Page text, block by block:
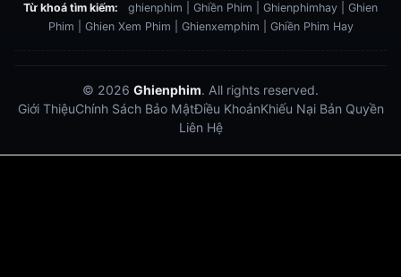
Từ khoá tìm kiếm:
ghienphim | Ghiền Phim | Ghienphimhay | Ghien
Phim | Ghien Xem Phim | Ghienxemphim | Ghiền Phim Hay
© 2026 Ghienphim. All rights reserved.
Giới ThiệuChính Sách Bảo MậtĐiều KhoảnKhiếu Nại Bản Quyền
Liên Hệ